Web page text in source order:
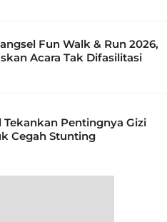
Fun Walk & Run 2026,
Acara Tak Difasilitasi
Tekankan Pentingnya Gizi
Cegah Stunting